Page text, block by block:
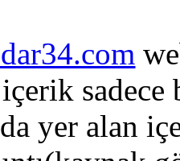
sadece
yer alan